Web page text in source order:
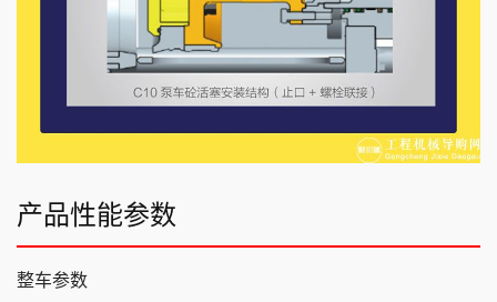
产品性能参数
整车参数